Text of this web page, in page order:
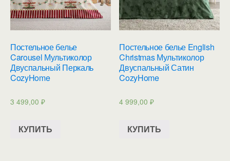
Постельное белье
Carousel Мультиколор
Двуспальный Перкаль
CozyHome
3 499,00 ₽
КУПИТЬ
Постельное белье English
Christmas Мультиколор
Двуспальный Сатин
CozyHome
4 999,00₽
КУПИТЬ